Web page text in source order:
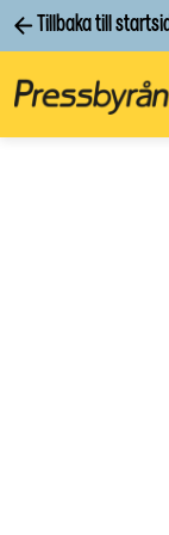
Tillbaka till